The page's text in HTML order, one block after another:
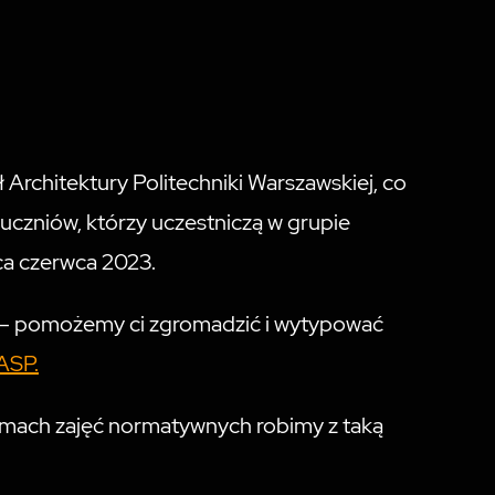
Architektury Politechniki Warszawskiej, co
którzy uczestniczą w grupie
czerwca 2023.
pomożemy ci zgromadzić i wytypować
zajęć normatywnych robimy z taką